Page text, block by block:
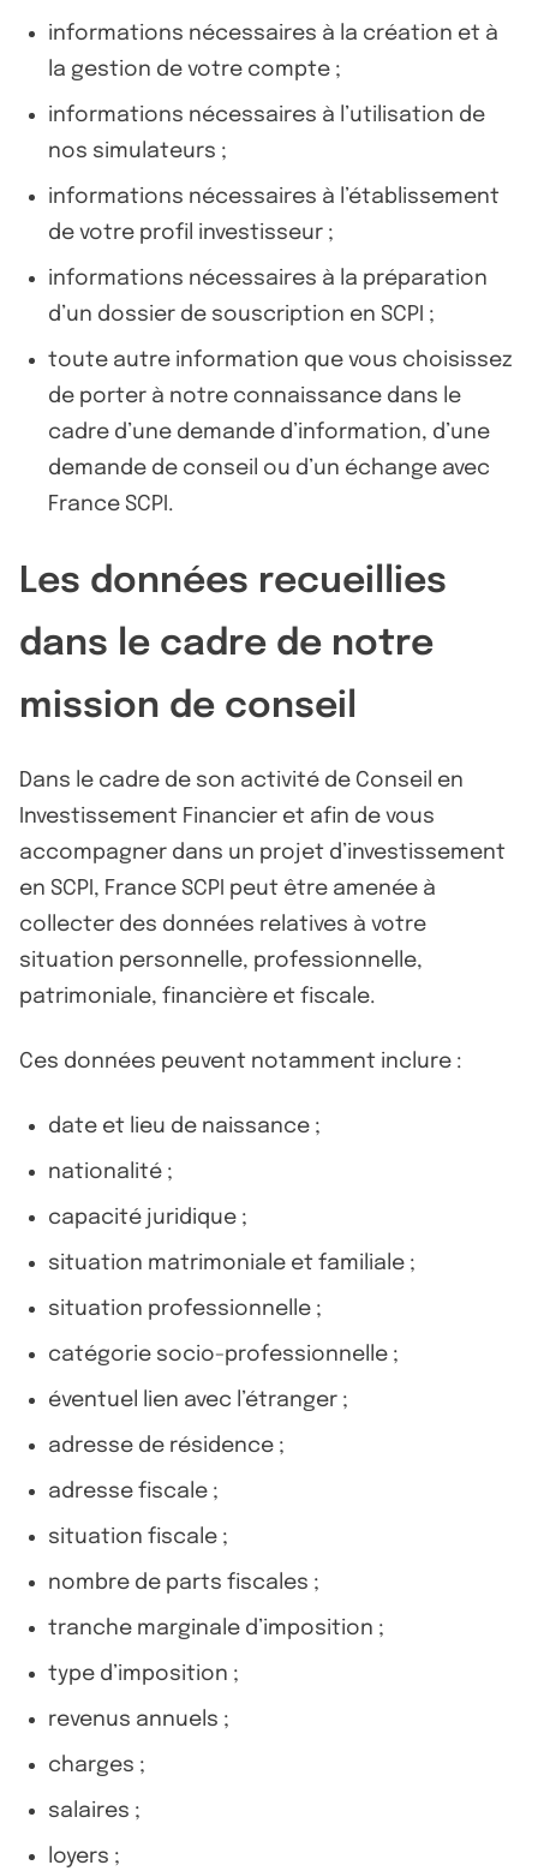
informations nécessaires à la création et à
la gestion de votre compte ;
informations nécessaires à l’utilisation de
nos simulateurs ;
informations nécessaires à l’établissement
de votre profil investisseur ;
informations nécessaires à la préparation
d’un dossier de souscription en SCPI ;
toute autre information que vous choisissez
de porter à notre connaissance dans le
cadre d’une demande d’information, d’une
demande de conseil ou d’un échange avec
France SCPI.
Les données recueillies
dans le cadre de notre
mission de conseil
Dans le cadre de son activité de Conseil en
Investissement Financier et afin de vous
accompagner dans un projet d’investissement
en SCPI, France SCPI peut être amenée à
collecter des données relatives à votre
situation personnelle, professionnelle,
patrimoniale, financière et fiscale.
Ces données peuvent notamment inclure :
date et lieu de naissance ;
nationalité ;
capacité juridique ;
situation matrimoniale et familiale ;
situation professionnelle ;
catégorie socio-professionnelle ;
éventuel lien avec l’étranger ;
adresse de résidence ;
adresse fiscale ;
situation fiscale ;
nombre de parts fiscales ;
tranche marginale d’imposition ;
type d’imposition ;
revenus annuels ;
charges ;
salaires ;
loyers ;